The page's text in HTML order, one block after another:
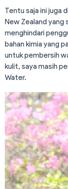
Tentu saja ini juga
New Zealand yang
menghindari
bahan kimia yang
untuk pembersih
kulit, saya masih
Water.